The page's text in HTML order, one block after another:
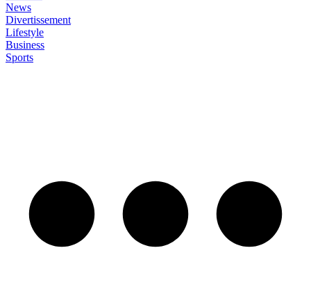
News
Divertissement
Lifestyle
Business
Sports